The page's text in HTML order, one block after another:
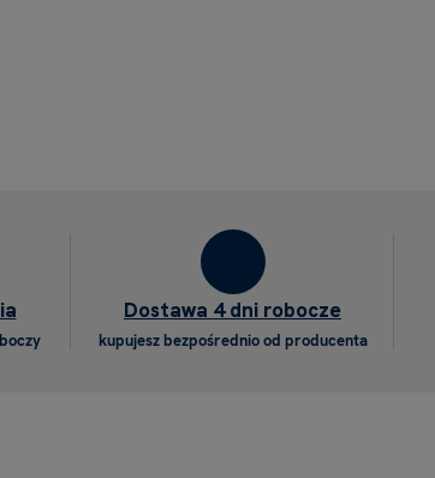
Dostawa 4 dni robocze
kupujesz bezpośrednio od producenta